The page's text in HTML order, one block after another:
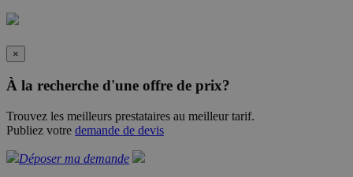
×
À la recherche d'une offre de prix?
Trouvez les meilleurs prestataires au meilleur tarif.
Publiez votre demande de devis
Déposer ma demande